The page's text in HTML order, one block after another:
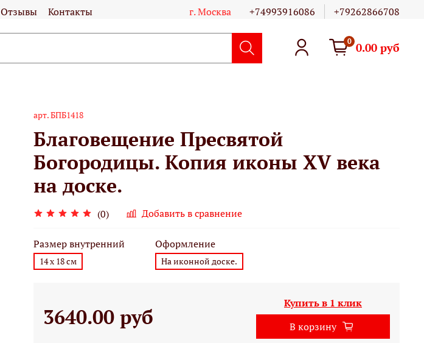
Отзывы Контакты г. Москва +74993916086 +79262866708
0 0.00 руб
арт.БПБ1418
Благовещение Пресвятой
Богородицы. Копия иконы XV века
на доске.
(0) Добавить в сравнение
Размер внутренний
14 х 18 см
Оформление
На иконной доске.
3640.00 руб
Купить в 1 клик
В корзину